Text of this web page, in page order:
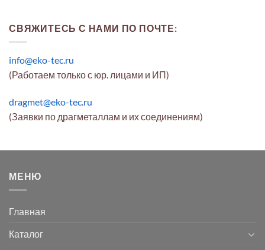
СВЯЖИТЕСЬ С НАМИ ПО ПОЧТЕ:
info@eko-tec.ru
(Работаем только с юр. лицами и ИП)
dragmet@eko-tec.ru
(Заявки по драгметаллам и их соединениям)
МЕНЮ
Главная
Каталог